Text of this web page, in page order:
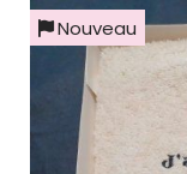
Nouveau